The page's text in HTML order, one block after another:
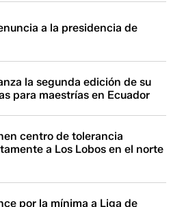
a la presidencia de
la segunda edición de su
para maestrías en Ecuador
centro de tolerancia
a Los Lobos en el norte
por la mínima a Liga de